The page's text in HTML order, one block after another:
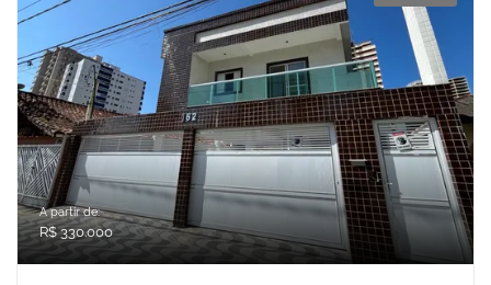
A partir de:
R$ 330.000